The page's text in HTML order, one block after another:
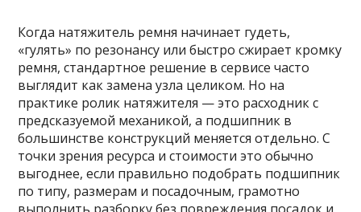
Когда натяжитель ремня начинает гудеть,
«гулять» по резонансу или быстро сжирает кромку
ремня, стандартное решение в сервисе часто
выглядит как замена узла целиком. Но на
практике ролик натяжителя — это расходник с
предсказуемой механикой, а подшипник в
большинстве конструкций меняется отдельно. С
точки зрения ресурса и стоимости это обычно
выгоднее, если правильно подобрать подшипник
по типу, размерам и посадочным, грамотно